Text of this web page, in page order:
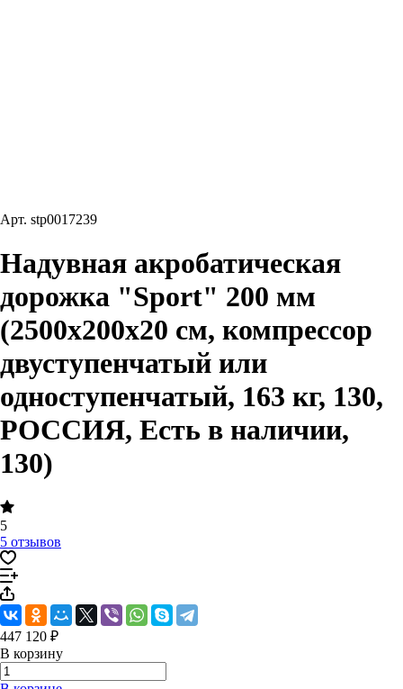
Арт. stp0017239
Надувная акробатическая
дорожка "Sport" 200 мм
(2500х200х20 см, компрессор
двуступенчатый или
одноступенчатый, 163 кг, 130,
РОССИЯ, Есть в наличии,
130)
5
5 отзывов
447 120 ₽
В корзину